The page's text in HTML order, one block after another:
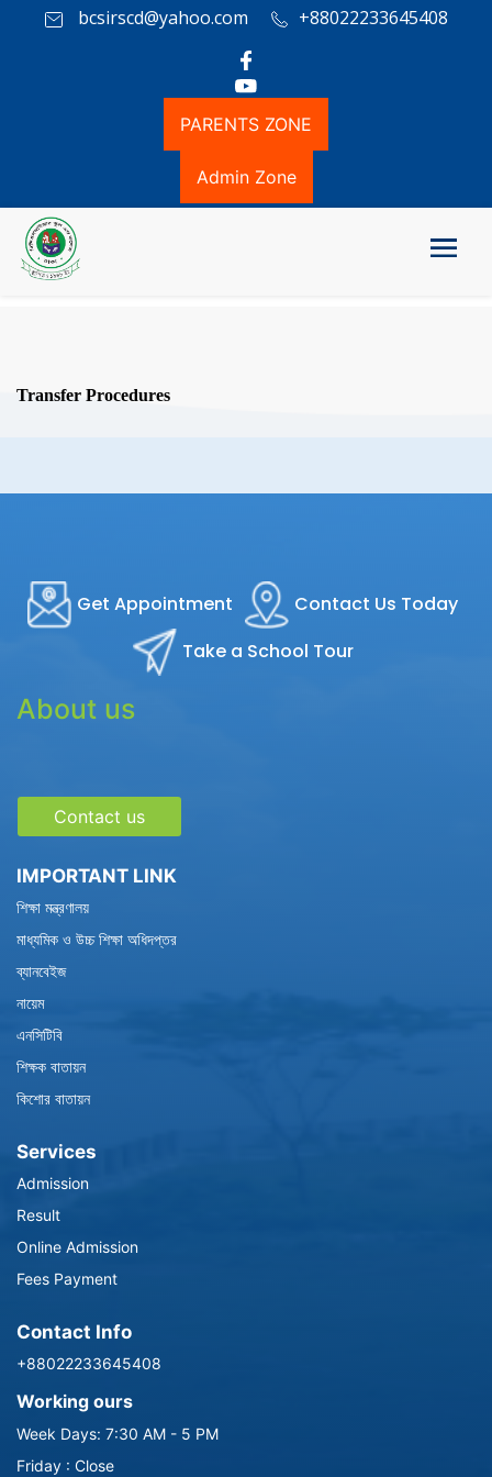
bcsirscd@yahoo.com +88022233645408
PARENTS ZONE
Admin Zone
Transfer Procedures
Get Appointment
Contact Us Today
Take a School Tour
About us
Contact us
IMPORTANT LINK
শিক্ষা মন্ত্রণালয়
মাধ্যমিক ও উচ্চ শিক্ষা অধিদপ্তর
ব্যানবেইজ
নায়েম
এনসিটিবি
শিক্ষক বাতায়ন
কিশোর বাতায়ন
Services
Admission
Result
Online Admission
Fees Payment
Contact Info
+88022233645408
Working ours
Week Days: 7:30 AM - 5 PM
Friday : Close